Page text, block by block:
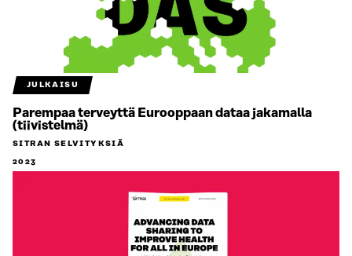
JULKAISU
Parempaa terveyttä Eurooppaan dataa jakamalla
(tiivistelmä)
SITRAN SELVITYKSIÄ
2023